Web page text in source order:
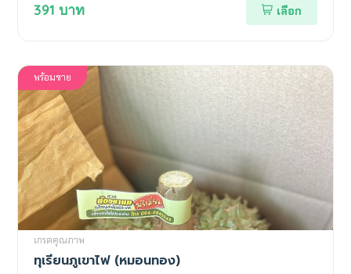
391 บาท เลือก
พร้อมขาย
เกรดคุณภาพ
ทุเรียนภูเขาไฟ (หมอนทอง)